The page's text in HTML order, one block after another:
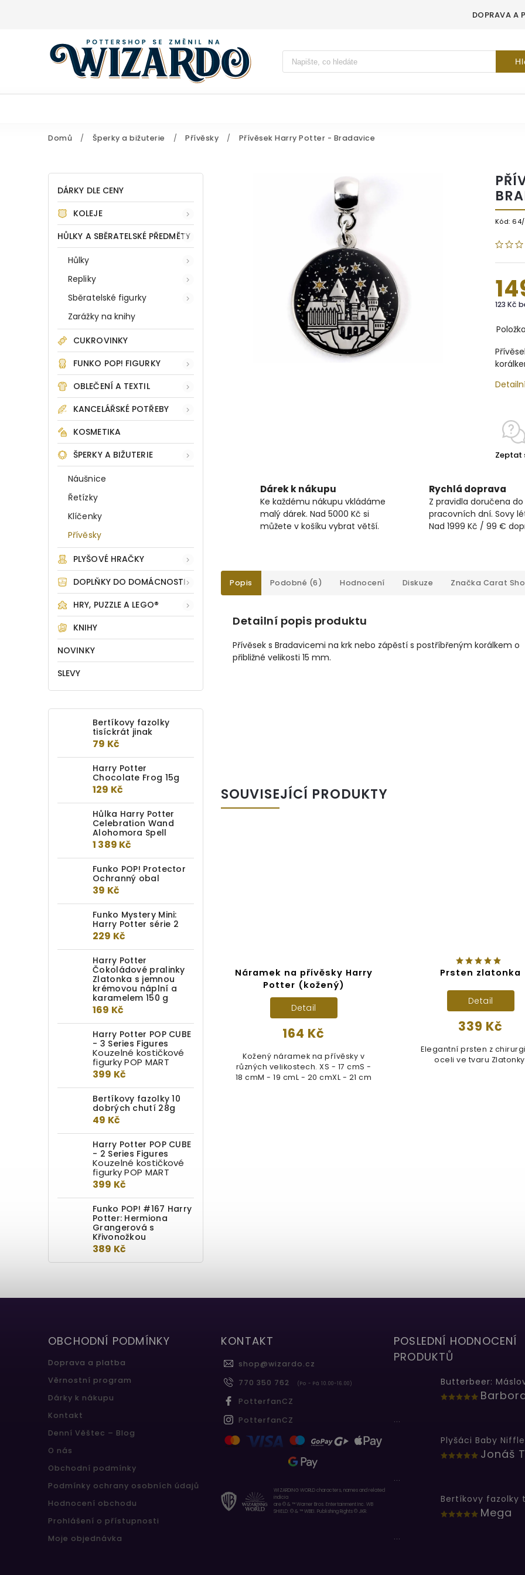
DOPRAVA A
Vyhledávání
Domů / Šperky a bižuterie / Přívěsky / Přívěsek Harry Potter - Bradavice
DÁRKY DLE CENY
KOLEJE
HŮLKY A SBĚRATELSKÉ PŘEDMĚTY
Hůlky
Repliky
Sběratelské figurky
Zarážky na knihy
CUKROVINKY
FUNKO POP! FIGURKY
OBLEČENÍ A TEXTIL
KANCELÁŘSKÉ POTŘEBY
KOSMETIKA
ŠPERKY A BIŽUTERIE
Náušnice
Řetízky
Klíčenky
Přívěsky
PLYŠOVÉ HRAČKY
DOPLŇKY DO DOMÁCNOSTI
HRY, PUZZLE A LEGO®
KNIHY
NOVINKY
SLEVY
Bertíkovy fazolky
tisíckrát jinak
79 Kč
Harry Potter
Chocolate Frog 15g
129 Kč
Hůlka Harry Potter
Celebration Wand
Alohomora Spell
1 389 Kč
Funko POP! Protector
Ochranný obal
39 Kč
Funko Mystery Mini:
Harry Potter série 2
229 Kč
Harry Potter
Čokoládové pralinky
Zlatonka s jemnou
krémovou náplní a
karamelem 150 g
169 Kč
Harry Potter POP CUBE
- 3 Series Figures
Kouzelné kostičkové
figurky POP MART
399 Kč
Bertíkovy fazolky 10
dobrých chutí 28g
49 Kč
Harry Potter POP CUBE
- 2 Series Figures
Kouzelné kostičkové
figurky POP MART
399 Kč
Funko POP! #167 Harry
Potter: Hermiona
Grangerová s
Křivonožkou
389 Kč
Kód: 64/
123 Kč
Zeptat
Dárek k nákupu
Ke každému nákupu vkládáme
malý dárek. Nad 5000 Kč si
můžete v košíku vybrat větší.
Rychlá doprava
Z pravidla doručena
pracovních dní. Sovy
Nad 1999 Kč / 99 €
Popis Podobné (6) Hodnocení Diskuze Značka Carat
Detailní popis produktu
Přívěsek s Bradavicemi na krk nebo zápěstí s postříbřeným korálkem o
přibližné velikosti 15 mm.
SOUVISEJÍCÍ PRODUKTY
Náramek na přívěsky Harry
Potter
164 Kč
Detail
Postříbřený náramek na přívěsky v
různých velikostech. XS - 17 cmS -
18 cmM - 19 cmL - 20 cmXL -...
Náramek na přívěsky Harry
Potter (kožený)
164 Kč
Detail
Kožený náramek na přívěsky v
různých velikostech. XS - 17 cmS -
18 cmM - 19 cmL - 20 cmXL - 21 cm
Prsten zlatonka
339 Kč
Detail
Elegantní prsten z
oceli ve tvaru
OBCHODNÍ PODMÍNKY
Doprava a platba
Věrnostní program
Dárky k nákupu
Kontakt
Denní Věštec – Blog
O nás
Obchodní podmínky
Podmínky ochrany osobních údajů
Hodnocení obchodu
Prohlášení o přístupnosti
Moje objednávka
KONTAKT
shop@wizardo.cz
770 350 762
(Po - Pá 10.00-16.00)
PotterfanCZ
PotterfanCZ
WIZARDING WORLD characters, names and related
indicia
are © & ™ Warner Bros. Entertainment Inc. WB
SHIELD: © & ™ WBEI. Publishing Rights © JKR.
POSLEDNÍ HODNOCENÍ
PRODUKTŮ
...
Plyšáci Baby
Jonáš
...
Mega
...